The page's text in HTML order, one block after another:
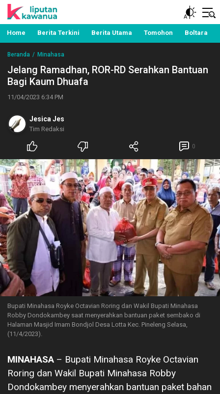
Liputan Kawanua
Berita Manado, Sulawesi Utara, Kawanua, Politik,
Pemerintahan, Hukum Kriminal dan Nasional
Home Berita Terkini Berita Utama Tomohon Boltara
Beranda Minahasa
Jelang Ramadhan, ROR-RD Serahkan Bantuan
Bagi Kaum Dhuafa
11/04/2023 6:34 PM
Jesica Jes
Tim Redaksi
0
Bupati Minahasa Royke Octavian Roring dan Wakil Bupati Minahasa
Robby Dondokambey saat menyerahkan bantuan paket sembako di
Halaman Masjid Imam Bondjol Desa Lotta Kec. Pineleng Selasa,
(11/4/2023).
MINAHASA – Bupati Minahasa Royke Octavian
Roring dan Wakil Bupati Minahasa Robby
Dondokambey menyerahkan bantuan paket bahan